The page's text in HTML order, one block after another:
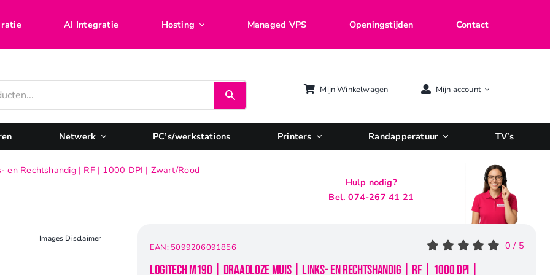
AI Integratie Hosting Managed VPS Openingstijden Contact
Mijn Winkelwagen Mijn account
Netwerk PC’s/werkstations Printers Randapperatuur TV’s
en Rechtshandig | RF | 1000 DPI | Zwart/Rood
Hulp nodig?
Bel. 074-267 41 21
Images Disclaimer
0 / 5
EAN: 5099206091856
Logitech M190 | Draadloze Muis | Links- en Rechtshandig | RF | 1000 DPI |